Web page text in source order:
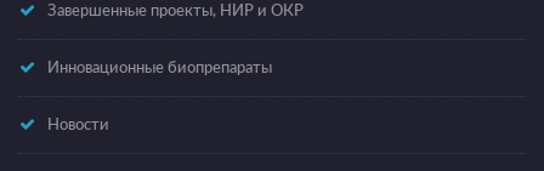
Завершенные проекты, НИР и ОКР
Инновационные биопрепараты
Новости